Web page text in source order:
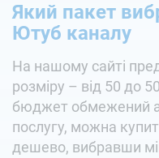
Який пакет
Ютуб каналу
На нашому сайті
розміру – від 50 до
бюджет обмежений
послугу, можна
дешево, вибравши